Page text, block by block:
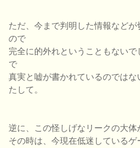
ただ、今まで判明した情報など
ので
完全に的外れということもない
で
真実と嘘が書かれているのでは
たして。
逆に、この怪しげなリークの大体
その時は、今現在低迷している